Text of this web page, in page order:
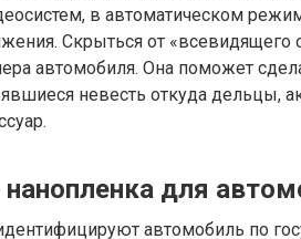
в автоматическом
Скрыться от «всевидящего
автомобиля. Она поможет
невесть откуда дельцы,
нанопленка для
автомобиль по